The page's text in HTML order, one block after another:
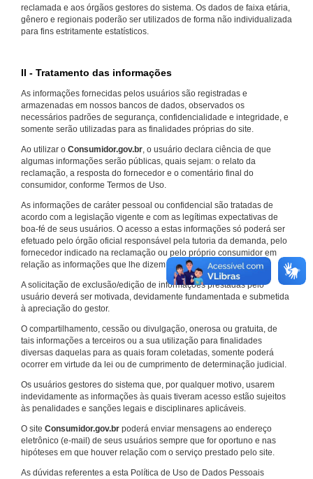
reclamada e aos órgãos gestores do sistema. Os dados de faixa etária,
gênero e regionais poderão ser utilizados de forma não individualizada
para fins estritamente estatísticos.
II - Tratamento das informações
As informações fornecidas pelos usuários são registradas e
armazenadas em nossos bancos de dados, observados os
necessários padrões de segurança, confidencialidade e integridade, e
somente serão utilizadas para as finalidades próprias do site.
Ao utilizar o Consumidor.gov.br, o usuário declara ciência de que
algumas informações serão públicas, quais sejam: o relato da
reclamação, a resposta do fornecedor e o comentário final do
consumidor, conforme Termos de Uso.
As informações de caráter pessoal ou confidencial são tratadas de
acordo com a legislação vigente e com as legítimas expectativas de
boa-fé de seus usuários. O acesso a estas informações só poderá ser
efetuado pelo órgão oficial responsável pela tutoria da demanda, pelo
fornecedor indicado na reclamação ou pelo próprio consumidor em
relação as informações que lhe dizem respeito.
A solicitação de exclusão/edição de informações prestadas pelo
usuário deverá ser motivada, devidamente fundamentada e submetida
à apreciação do gestor.
O compartilhamento, cessão ou divulgação, onerosa ou gratuita, de
tais informações a terceiros ou a sua utilização para finalidades
diversas daquelas para as quais foram coletadas, somente poderá
ocorrer em virtude da lei ou de cumprimento de determinação judicial.
Os usuários gestores do sistema que, por qualquer motivo, usarem
indevidamente as informações às quais tiveram acesso estão sujeitos
às penalidades e sanções legais e disciplinares aplicáveis.
O site Consumidor.gov.br poderá enviar mensagens ao endereço
eletrônico (e-mail) de seus usuários sempre que for oportuno e nas
hipóteses em que houver relação com o serviço prestado pelo site.
As dúvidas referentes a esta Política de Uso de Dados Pessoais